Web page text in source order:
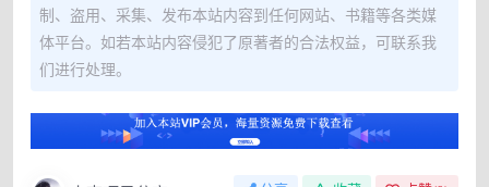
制、盗用、采集、发布本站内容到任何网站、书籍等各类媒
体平台。如若本站内容侵犯了原著者的合法权益，可联系我
们进行处理。